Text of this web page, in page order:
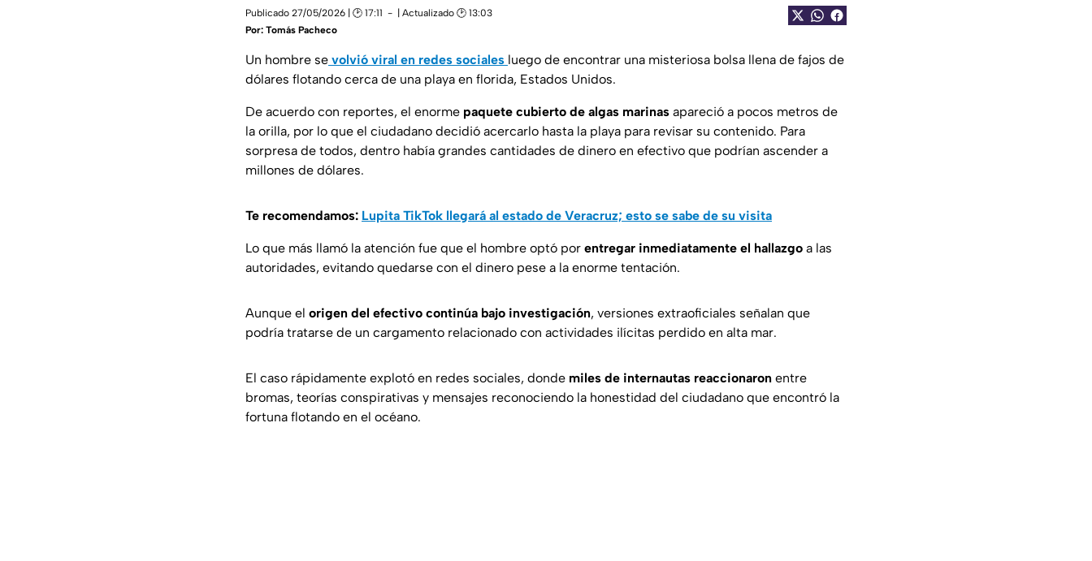
Publicado 27/05/2026 | 🕑 17:11
| Actualizado 🕑 13:03
Por: Tomás Pacheco
Un hombre se volvió viral en redes sociales luego de encontrar una misteriosa bolsa llena de fajos de
dólares flotando cerca de una playa en florida, Estados Unidos.
De acuerdo con reportes, el enorme paquete cubierto de algas marinas apareció a pocos metros de
la orilla, por lo que el ciudadano decidió acercarlo hasta la playa para revisar su contenido. Para
sorpresa de todos, dentro había grandes cantidades de dinero en efectivo que podrían ascender a
millones de dólares.
Te recomendamos: Lupita TikTok llegará al estado de Veracruz; esto se sabe de su visita
Lo que más llamó la atención fue que el hombre optó por entregar inmediatamente el hallazgo a las
autoridades, evitando quedarse con el dinero pese a la enorme tentación.
Aunque el origen del efectivo continúa bajo investigación, versiones extraoficiales señalan que
podría tratarse de un cargamento relacionado con actividades ilícitas perdido en alta mar.
El caso rápidamente explotó en redes sociales, donde miles de internautas reaccionaron entre
bromas, teorías conspirativas y mensajes reconociendo la honestidad del ciudadano que encontró la
fortuna flotando en el océano.